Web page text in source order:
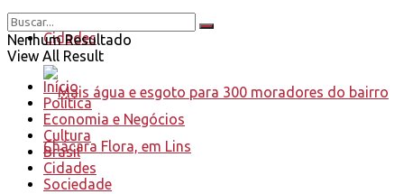
Cidades
Nenhum Resultado
View All Result
Início
Política
Economia e Negócios
Cultura
Brasil
Cidades
Sociedade